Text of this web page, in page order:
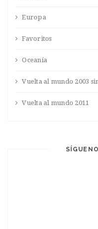
Europa
Favoritos
Oceanía
Vuelta al mundo 2003
Vuelta al mundo 2011